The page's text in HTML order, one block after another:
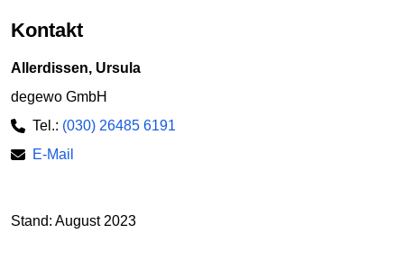
Kontakt
Allerdissen, Ursula
degewo GmbH
Tel.: (030) 26485 6191
E-Mail
Stand: August 2023